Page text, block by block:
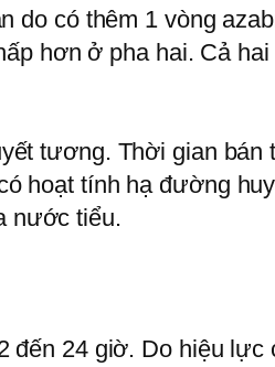
do có thêm 1 vòng
hơn ở pha hai. Cả hai
tương. Thời gian bán
hoạt tính hạ đường
nước tiểu.
đến 24 giờ. Do hiệu lực